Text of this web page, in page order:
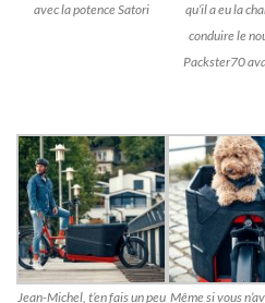
avec la potence Satori
qu’il a eu la
conduire le
Packster70
Jean-Michel, t’en fais un peu Même si vous